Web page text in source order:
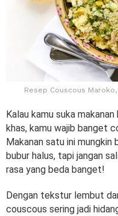
Resep Couscous
Kalau kamu suka
khas, kamu wajib banget
Makanan satu ini
bubur halus, tapi jangan
rasa yang beda banget!
Dengan tekstur lembut
couscous sering jadi